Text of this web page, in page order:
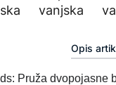
Opis
Pruža dvopojasne